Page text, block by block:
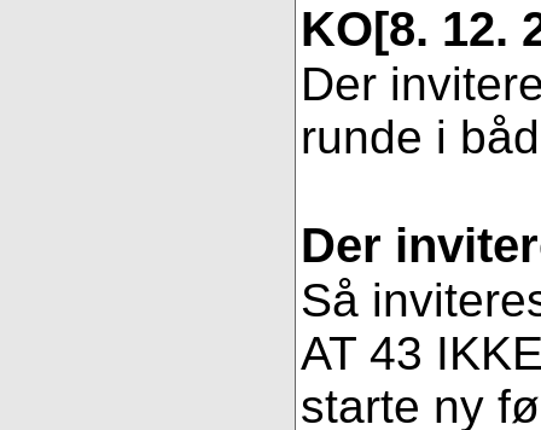
KO[8. 12.
Der
runde i
Der
Så
AT 43
starte ny